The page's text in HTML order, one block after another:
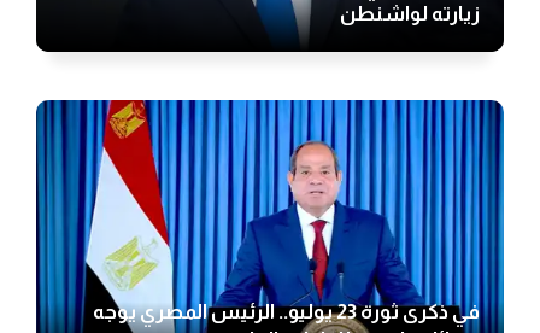
زيارته لواشنطن
في ذكرى ثورة 23 يوليو.. الرئيس المصري يوجه